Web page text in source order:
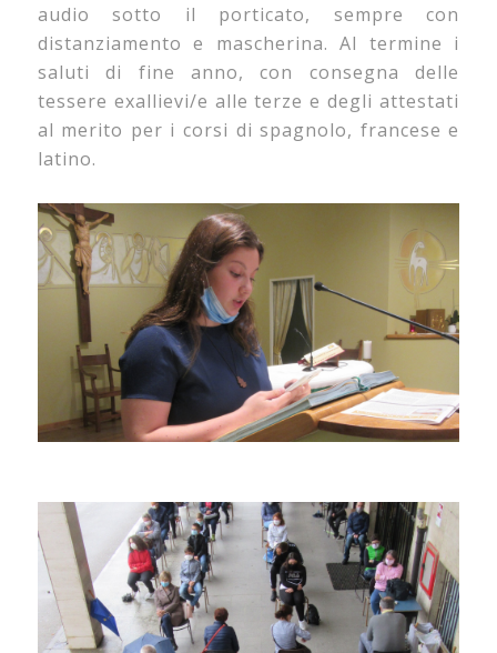
audio sotto il porticato, sempre con
distanziamento e mascherina. Al termine i
saluti di fine anno, con consegna delle
tessere exallievi/e alle terze e degli attestati
al merito per i corsi di spagnolo, francese e
latino.